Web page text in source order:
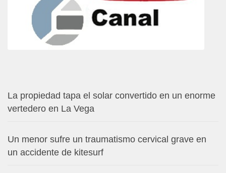
La propiedad tapa el solar convertido en un enorme
vertedero en La Vega
Un menor sufre un traumatismo cervical grave en
un accidente de kitesurf